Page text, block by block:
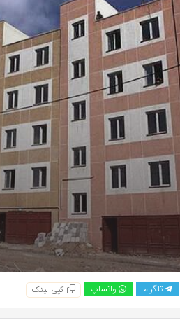
تلگرام واتساپ کپی لینک